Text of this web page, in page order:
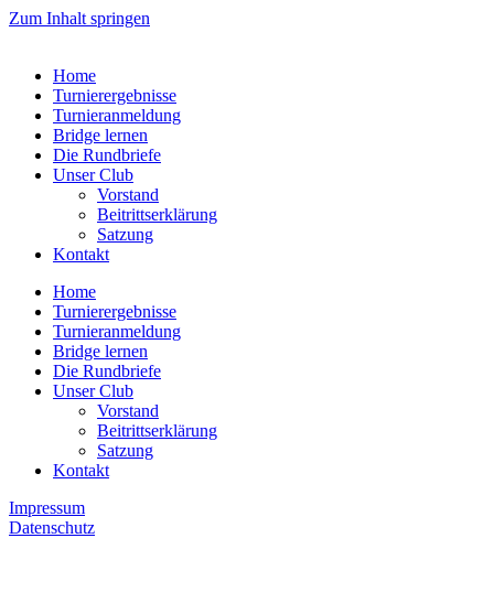
Zum Inhalt springen
Home
Turnierergebnisse
Turnieranmeldung
Bridge lernen
Die Rundbriefe
Unser Club
Vorstand
Beitrittserklärung
Satzung
Kontakt
Home
Turnierergebnisse
Turnieranmeldung
Bridge lernen
Die Rundbriefe
Unser Club
Vorstand
Beitrittserklärung
Satzung
Kontakt
Impressum
Datenschutz